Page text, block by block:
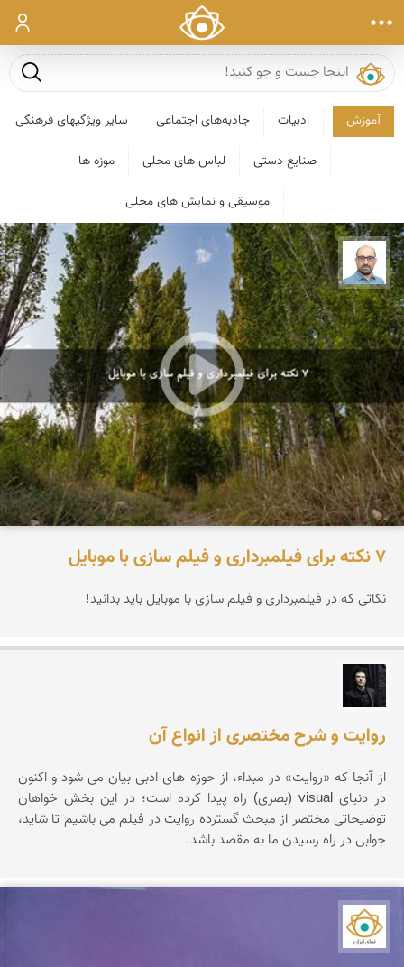
ورود
جست و
آموزش ادبیات جاذبه‌های اجتماعی سایر ویژگیهای فرهنگی
صنایع دستی لباس های محلی موزه ها
موسیقی و نمایش های محلی
بابک ارجمندی
۷ نکته برای فیلمبرداری و فیلم سازی با موبایل
نکاتی که در فیلمبرداری و فیلم سازی با موبایل باید بدانید!
روایت و شرح مختصری از انواع آن
از آنجا که «روایت» در مبداء، از حوزه های ادبی بیان می شود و اکنون
در دنیای visual (بصری) راه پیدا کرده است؛ در این بخش خواهان
توضیحاتی مختصر از مبحث گسترده روایت در فیلم می باشیم تا شاید،
جوابی در راه رسیدن ما به مقصد باشد.